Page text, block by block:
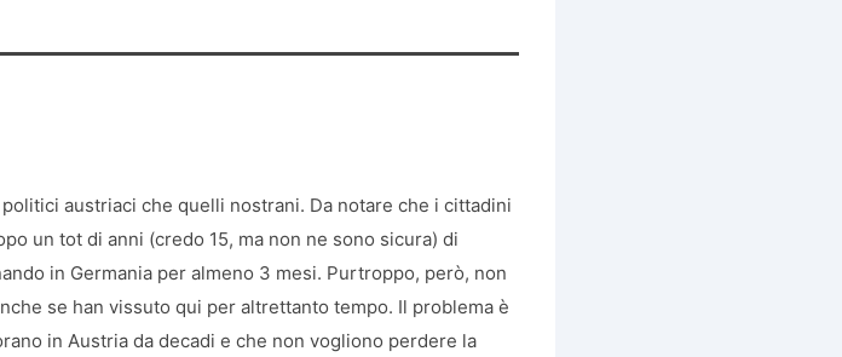
austriaci che quelli nostrani. Da notare che i cittadini
un tot di anni (credo 15, ma non ne sono sicura) di
in Germania per almeno 3 mesi. Purtroppo, però, non
se han vissuto qui per altrettanto tempo. Il problema è
in Austria da decadi e che non vogliono perdere la